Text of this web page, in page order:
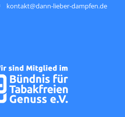
kontakt@dann-lieber-dampfen.de